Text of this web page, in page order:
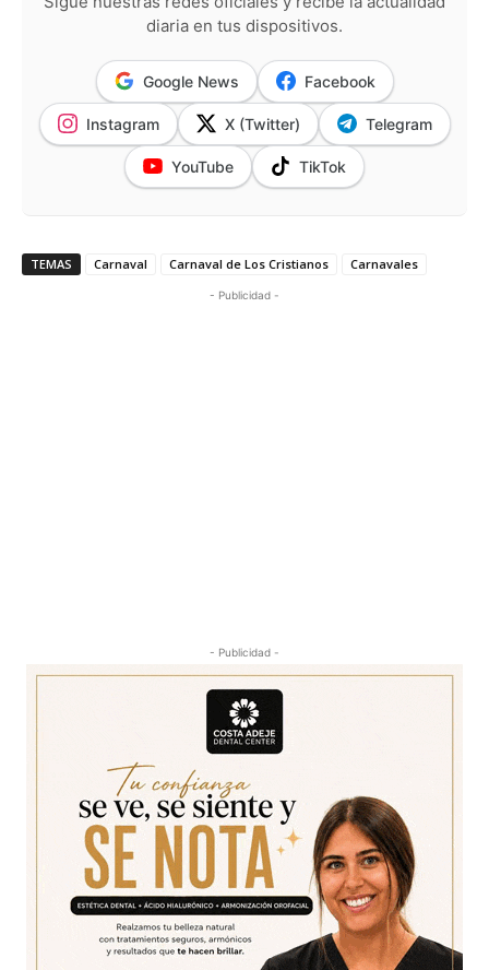
diaria en tus dispositivos.
Google News Facebook
Instagram X (Twitter) Telegram
YouTube TikTok
TEMAS Carnaval Carnaval de Los Cristianos Carnavales
- Publicidad -
- Publicidad -